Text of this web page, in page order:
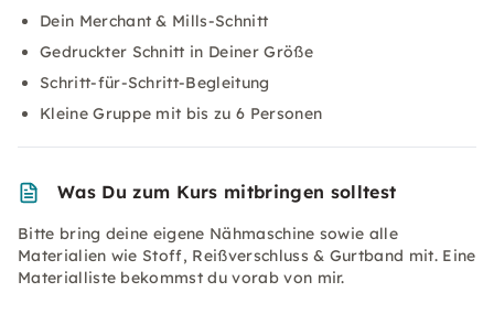
Dein Merchant & Mills-Schnitt
Gedruckter Schnitt in Deiner Größe
Schritt-für-Schritt-Begleitung
Kleine Gruppe mit bis zu 6 Personen
Was Du zum Kurs mitbringen solltest
Bitte bring deine eigene Nähmaschine sowie alle
Materialien wie Stoff, Reißverschluss & Gurtband mit. Eine
Materialliste bekommst du vorab von mir.